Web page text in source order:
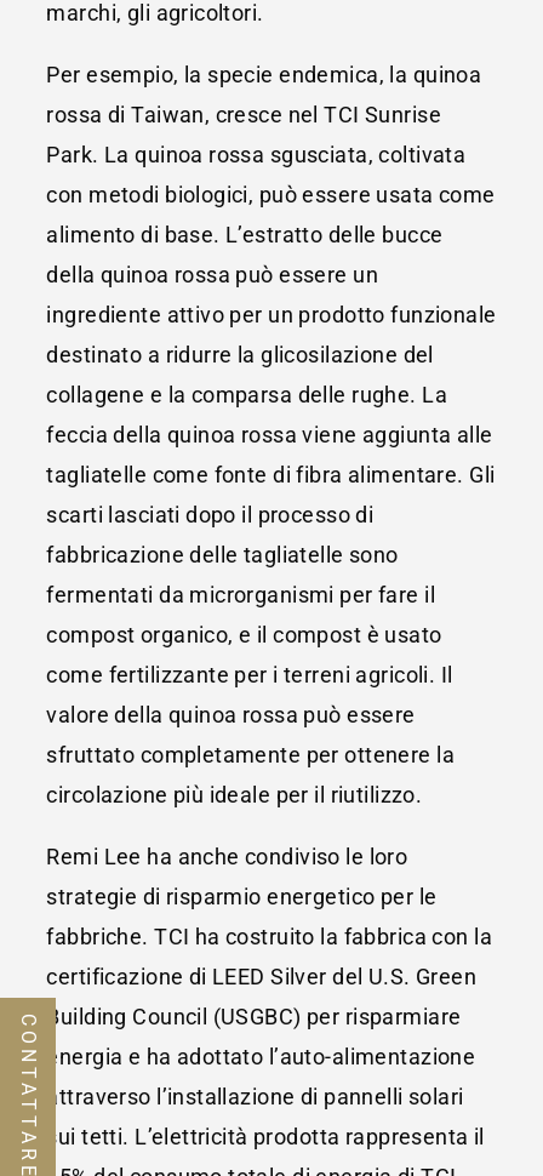
CONTATTARE NOI
marchi, gli agricoltori.
Per esempio, la specie endemica, la quinoa
rossa di Taiwan, cresce nel TCI Sunrise
Park. La quinoa rossa sgusciata, coltivata
con metodi biologici, può essere usata come
alimento di base. L’estratto delle bucce
della quinoa rossa può essere un
ingrediente attivo per un prodotto funzionale
destinato a ridurre la glicosilazione del
collagene e la comparsa delle rughe. La
feccia della quinoa rossa viene aggiunta alle
tagliatelle come fonte di fibra alimentare. Gli
scarti lasciati dopo il processo di
fabbricazione delle tagliatelle sono
fermentati da microrganismi per fare il
compost organico, e il compost è usato
come fertilizzante per i terreni agricoli. Il
valore della quinoa rossa può essere
sfruttato completamente per ottenere la
circolazione più ideale per il riutilizzo.
Remi Lee ha anche condiviso le loro
strategie di risparmio energetico per le
fabbriche. TCI ha costruito la fabbrica con la
certificazione di LEED Silver del U.S. Green
Building Council (USGBC) per risparmiare
energia e ha adottato l’auto-alimentazione
attraverso l’installazione di pannelli solari
sui tetti. L’elettricità prodotta rappresenta il